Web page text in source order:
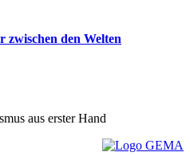
zwischen den Welten